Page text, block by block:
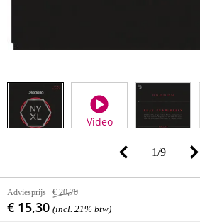
Video
1/9
Adviesprijs € 20,70
€ 15,30 (incl. 21% btw)